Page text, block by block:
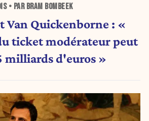
• PAR BRAM BOMBEEK
Van Quickenborne : «
ticket modérateur peut
milliards d'euros »